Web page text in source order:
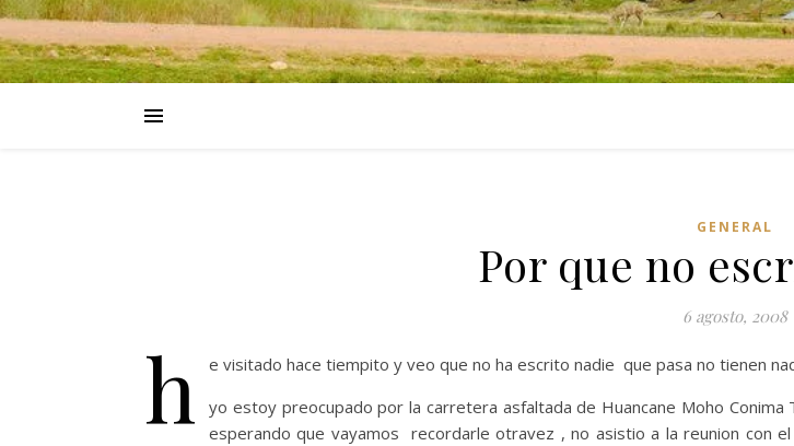
GENERAL
Por que no
6 agosto, 2008
h
e visitado hace tiempito y veo que no ha escrito nadie que pasa no tienen
yo estoy preocupado por la carretera asfaltada de Huancane Moho
esperando que vayamos recordarle otravez , no asistio a la reunion con